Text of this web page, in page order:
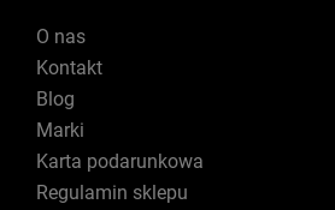
O nas
Kontakt
Blog
Marki
Karta podarunkowa
Regulamin sklepu